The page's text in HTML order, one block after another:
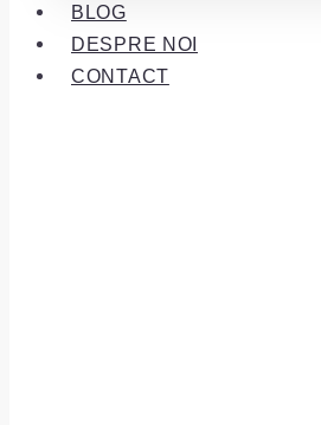
BLOG
DESPRE NOI
CONTACT